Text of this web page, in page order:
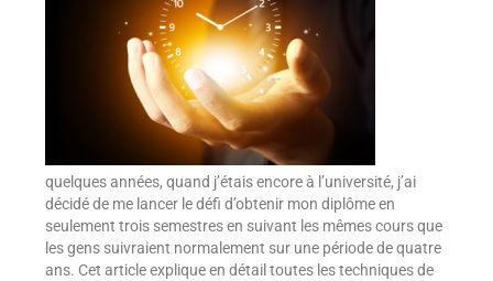
quelques années, quand j’étais encore à l’université, j’ai
décidé de me lancer le défi d’obtenir mon diplôme en
seulement trois semestres en suivant les mêmes cours que
les gens suivraient normalement sur une période de quatre
ans. Cet article explique en détail toutes les techniques de